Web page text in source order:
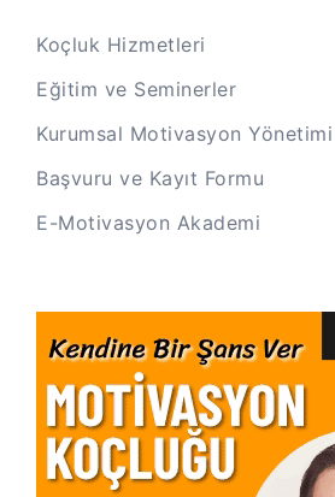
Koçluk Hizmetleri
Eğitim ve Seminerler
Kurumsal Motivasyon Yönetimi
Başvuru ve Kayıt Formu
E-Motivasyon Akademi